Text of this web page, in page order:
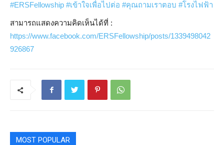
#ERSFellowship #เข้าใจเพื่อไปต่อ #คุณถามเราตอบ #โรงไฟฟ้า
สามารถแสดงความคิดเห็นได้ที่ :
https://www.facebook.com/ERSFellowship/posts/1339498042
926867
MOST POPULAR